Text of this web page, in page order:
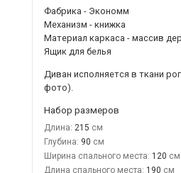
Фабрика - Экономм
Механизм - книжка
Материал каркаса - массив
Ящик для белья
Диван исполняется в ткани
фото).
Набор размеров
Длина: 215
Глубина: 90
Ширина спального места: 120
Длина спального места: 190